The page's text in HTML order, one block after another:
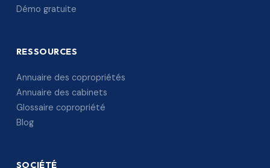
Démo gratuite
RESSOURCES
Annuaire des copropriétés
Annuaire des cabinets
Glossaire copropriété
Blog
SOCIÉTÉ